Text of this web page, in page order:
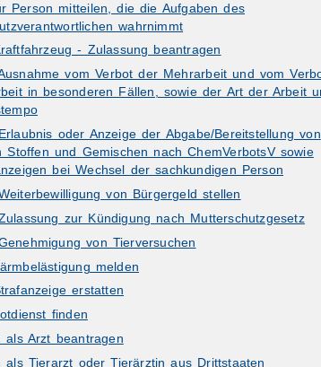
Person mitteilen, die die Aufgaben des
wahrnimmt
- Zulassung beantragen
vom Verbot der Mehrarbeit und vom
in besonderen Fällen, sowie der Art der Arbeit
oder Anzeige der Abgabe/Bereitstellung von
Stoffen und Gemischen nach ChemVerbotsV sowie
bei Wechsel der sachkundigen Person
von Bürgergeld stellen
zur Kündigung nach Mutterschutzgesetz
von Tierversuchen
melden
erstatten
finden
als Arzt beantragen
als Tierarzt oder Tierärztin aus Drittstaaten